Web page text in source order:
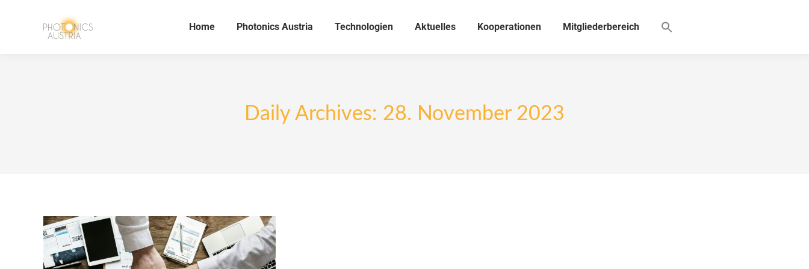
Home Photonics Austria Technologien Aktuelles Kooperationen Mitgliederbereich
Daily Archives: 28. November 2023